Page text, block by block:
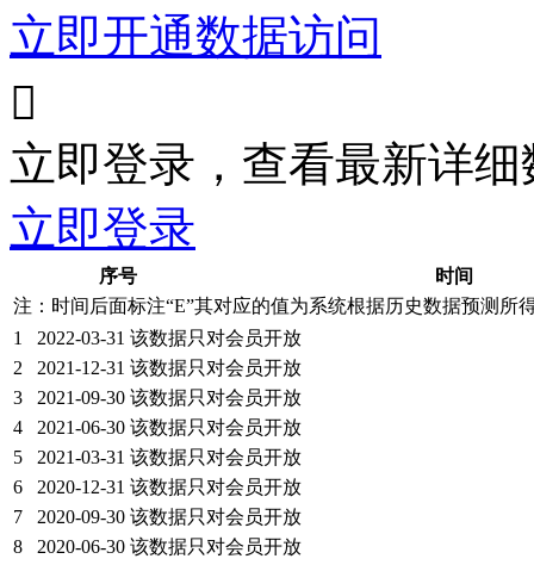
立即开通数据访问

立即登录，查看最新详细
立即登录
序号
时间
注：时间后面标注“E”其对应的值为系统根据历史数据预测所
1
2022-03-31 该数据只对会员开放
2
2021-12-31 该数据只对会员开放
3
2021-09-30 该数据只对会员开放
4
2021-06-30 该数据只对会员开放
5
2021-03-31 该数据只对会员开放
6
2020-12-31 该数据只对会员开放
7
2020-09-30 该数据只对会员开放
8
2020-06-30 该数据只对会员开放